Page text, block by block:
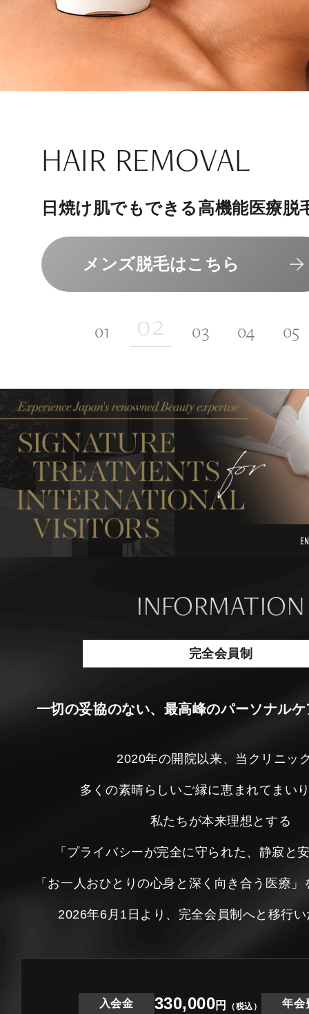
上質な美容医療サービスを提供し
人気メニューはこちら
HAIR REMOVAL
日焼け肌でもできる高機能医療脱
メンズ脱毛はこちら
組めるスキンケアトライアル
スキンケアトライアルはこ
PHILOSOPHY
“男性”特化の美容
コンセプトはこちら
内側から若々しく健康な身体へ
エクソソーム療法はこちら
NAD+点滴はこちら
INVITATION
メンバーシップを、最高のギフト
メンバーシップのご案内
INFORMATION
完全会員制
一切の妥協のない、最高峰のパーソナル
2020年の開院以来、当クリニッ
多くの素晴らしいご縁に恵まれてまい
私たちが本来理想とする
「プライバシーが完全に守られた、静寂と
「お一人おひとりの心身と深く向き合う医療
2026年6月1日より、完全会員制へと移行
入会金 330,000円 （税込） 年会